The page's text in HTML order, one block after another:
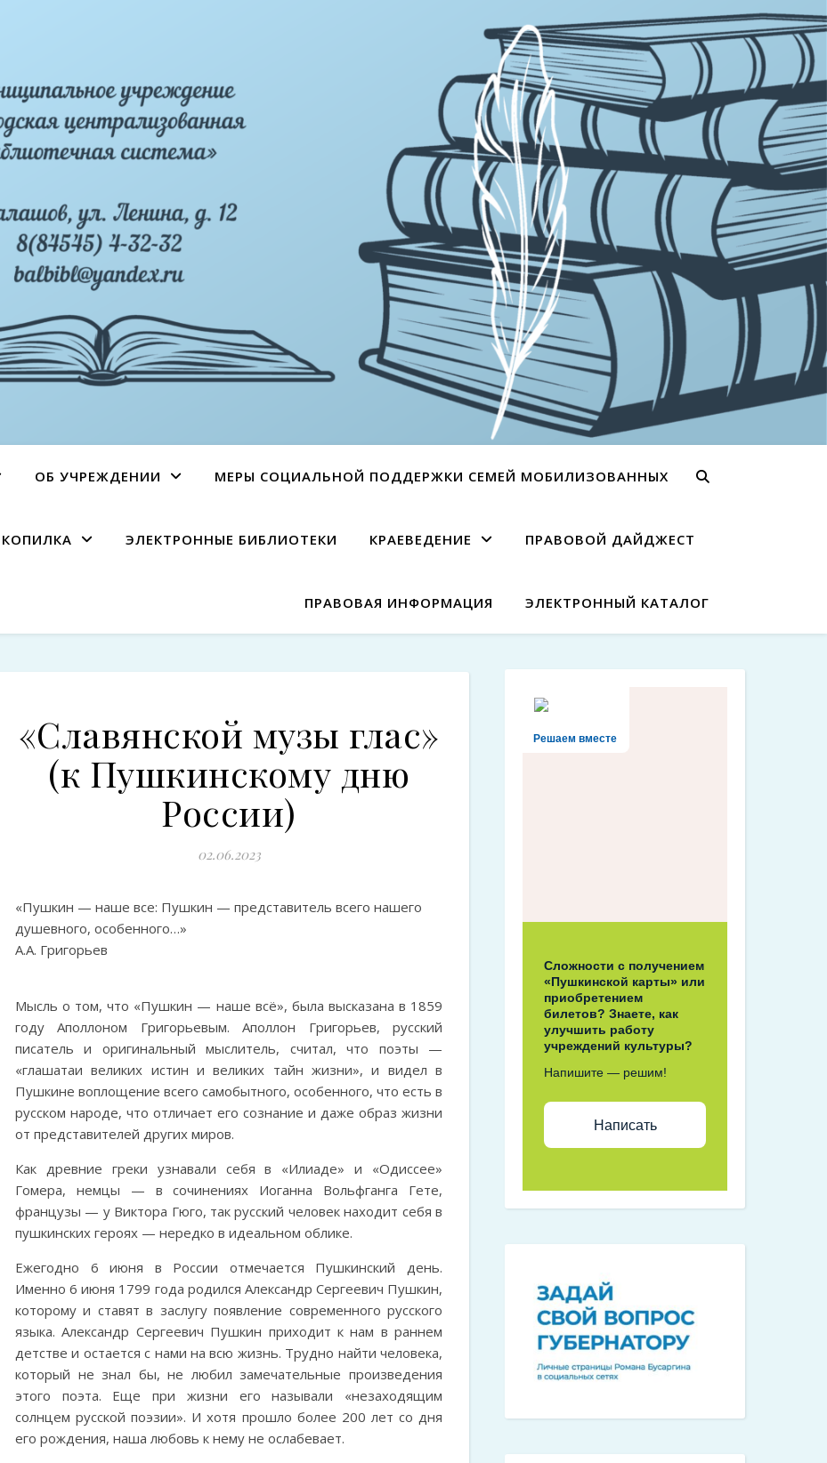
ОБ УЧРЕЖДЕНИИ МЕРЫ СОЦИАЛЬНОЙ ПОДДЕРЖКИ СЕМЕЙ МОБИЛИЗОВАННЫХ
ЭЛЕКТРОННЫЕ БИБЛИОТЕКИ КРАЕВЕДЕНИЕ ПРАВОВОЙ ДАЙДЖЕСТ
ПРАВОВАЯ ИНФОРМАЦИЯ ЭЛЕКТРОННЫЙ КАТАЛОГ
«Славянской музы глас»
(к Пушкинскому дню
России)
02.06.2023
«Пушкин — наше все: Пушкин — представитель всего нашего
душевного, особенного…»
А.А. Григорьев
Мысль о том, что «Пушкин — наше всё», была высказана в 1859
году Аполлоном Григорьевым. Аполлон Григорьев, русский
писатель и оригинальный мыслитель, считал, что поэты —
«глашатаи великих истин и великих тайн жизни», и видел в
Пушкине воплощение всего самобытного, особенного, что есть в
русском народе, что отличает его сознание и даже образ жизни
от представителей других миров.
Как древние греки узнавали себя в «Илиаде» и «Одиссее»
Гомера, немцы — в сочинениях Иоганна Вольфганга Гете,
французы — у Виктора Гюго, так русский человек находит себя в
пушкинских героях — нередко в идеальном облике.
Ежегодно 6 июня в России отмечается Пушкинский день.
Именно 6 июня 1799 года родился Александр Сергеевич Пушкин,
которому и ставят в заслугу появление современного русского
языка. Александр Сергеевич Пушкин приходит к нам в раннем
детстве и остается с нами на всю жизнь. Трудно найти человека,
который не знал бы, не любил замечательные произведения
этого поэта. Еще при жизни его называли «незаходящим
солнцем русской поэзии». И хотя прошло более 200 лет со дня
его рождения, наша любовь к нему не ослабевает.
Решаем вместе
Сложности с получением
«Пушкинской карты» или
приобретением
билетов? Знаете, как
улучшить работу
учреждений культуры?
Напишите — решим!
Написать